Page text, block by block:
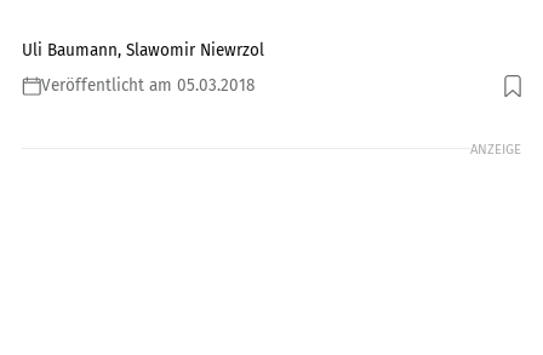
Uli Baumann, Slawomir Niewrzol
Veröffentlicht am 05.03.2018
Foto: KTM
ANZEIGE